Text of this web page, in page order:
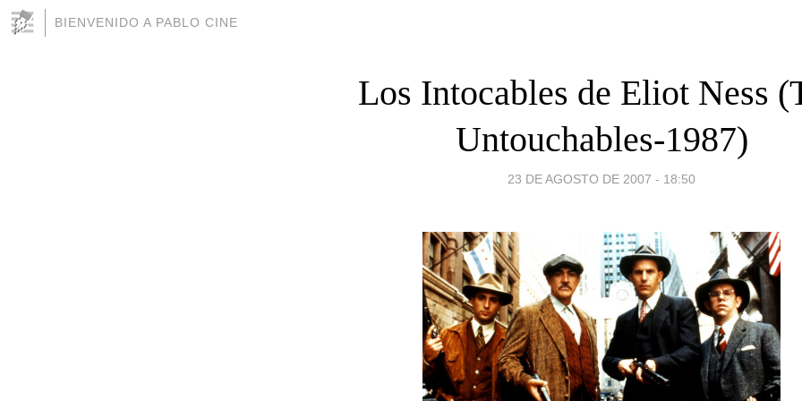
BIENVENIDO A PABLO CINE
Los Intocables de Eliot Ness
Untouchables-1987)
23 DE AGOSTO DE 2007 - 18:50